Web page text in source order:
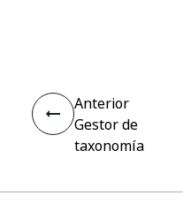
Anterior
Gestor de
taxonomía